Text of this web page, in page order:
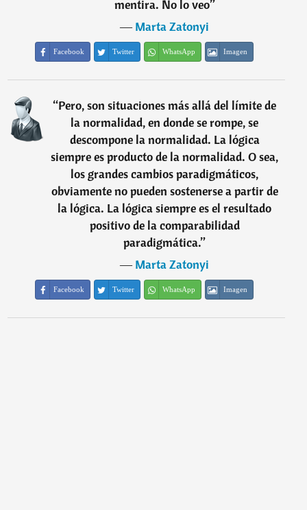
mentira. No lo veo”
―Marta Zatonyi
Facebook Twitter WhatsApp Imagen
“Pero, son situaciones más allá del límite de
la normalidad, en donde se rompe, se
descompone la normalidad. La lógica
siempre es producto de la normalidad. O sea,
los grandes cambios paradigmáticos,
obviamente no pueden sostenerse a partir de
la lógica. La lógica siempre es el resultado
positivo de la comparabilidad
paradigmática.”
―Marta Zatonyi
Facebook Twitter WhatsApp Imagen